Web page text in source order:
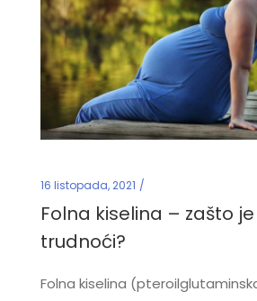
16 listopada, 2021
Folna kiselina – zašto
trudnoći?
Folna kiselina